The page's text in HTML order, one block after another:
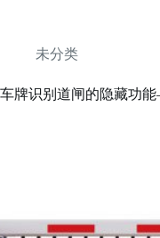
未分类
车牌识别道闸的隐藏功